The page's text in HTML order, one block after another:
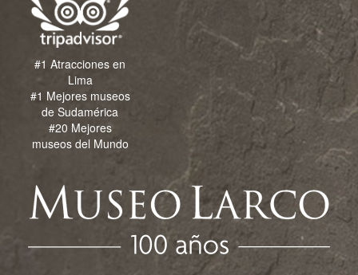
#1 Atracciones en
Lima
#1 Mejores museos
de Sudamérica
#20 Mejores
museos del Mundo